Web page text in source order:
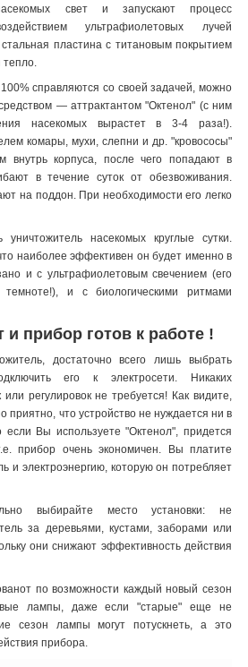
свет и запускают процесс
ультрафиолетовых лучей
пластина с титановым покрытием
тепло.
справляются со своей задачей, можно
— аттрактантом "Октенол" (с ним
насекомых вырастет в 3-4 раза!).
комары, мухи, слепни и др. "кровососы"
внутрь корпуса, после чего попадают в
в течение суток от обезвоживания.
на поддон. При необходимости его легко
насекомых круглые сутки.
наиболее эффективен он будет именно в
и с ультрафиолетовым свечением (его
и с биологическими ритмами
и прибор готов к работе !
достаточно всего лишь выбрать
его к электросети. Никаких
регулировок не требуется! Как видите,
приятно, что устройство не нуждается ни в
если Вы используете "Октенол", придется
прибор очень экономичен. Вы платите
и электроэнергию, которую он потребляет
выбирайте место установки: не
за деревьями, кустами, заборами или
они снижают эффективность действия
по возможности каждый новый сезон
лампы, даже если "старые" еще не
сезон лампы могут потускнеть, а это
прибора.